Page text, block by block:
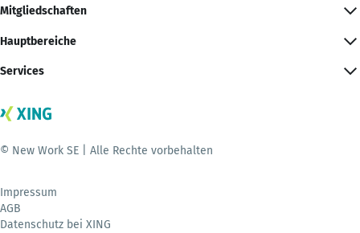
Mitgliedschaften
Hauptbereiche
Services
© New Work SE | Alle Rechte vorbehalten
Impressum
AGB
Datenschutz bei XING